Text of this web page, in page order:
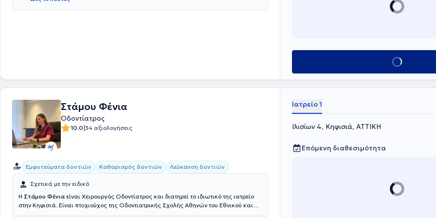
Κλείσε ραντεβού
Στάμου Φένια
Οδοντίατρος
10.0|34 αξιολογήσεις
Εμφυτεύματα δοντιών Καθαρισμός δοντιών Λεύκανση δοντιών
Σχετικά με την ειδικό
Η Στάμου Φένια είναι Χειρουργός Οδοντίατρος και διατηρεί το ιδιωτικό της ιατρείο
στην Κηφισιά. Είναι πτυχιούχος της Οδοντιατρικής Σχολής Αθηνών του Εθνικού και
Ιατρείο 1
Ιλισίων 4, Κηφισιά, ΑΤΤΙΚΗ
Επόμενη διαθεσιμότητα